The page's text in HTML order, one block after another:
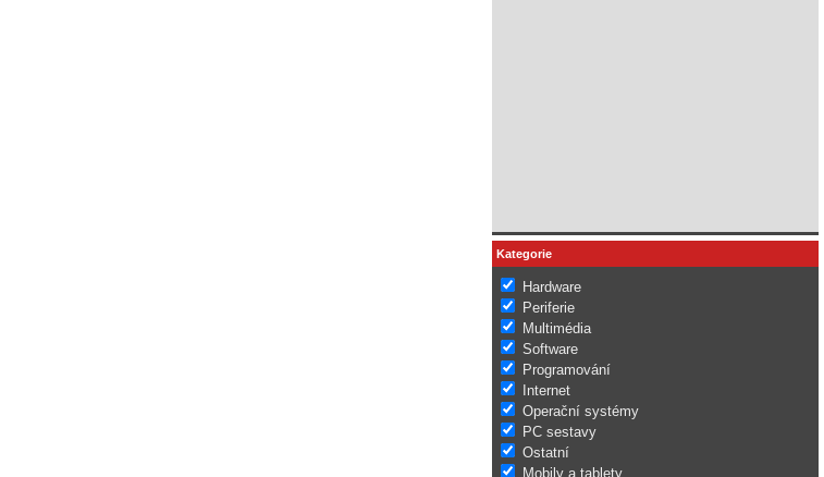
Kategorie
Hardware
Periferie
Multimédia
Software
Programování
Internet
Operační systémy
PC sestavy
Ostatní
Mobily a tablety